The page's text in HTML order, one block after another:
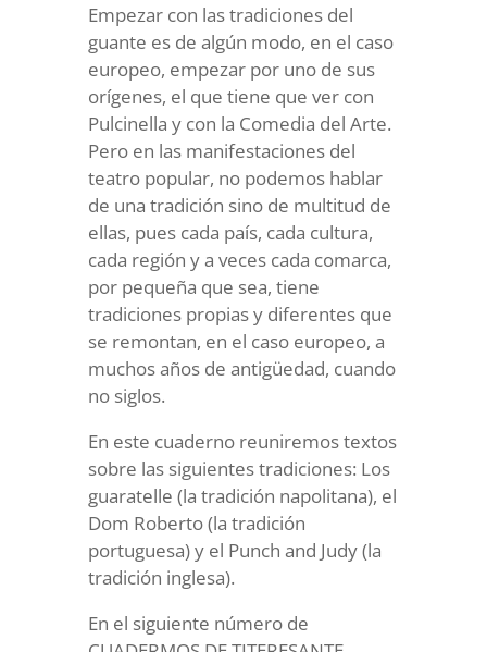
Empezar con las tradiciones del
guante es de algún modo, en el caso
europeo, empezar por uno de sus
orígenes, el que tiene que ver con
Pulcinella y con la Comedia del Arte.
Pero en las manifestaciones del
teatro popular, no podemos hablar
de una tradición sino de multitud de
ellas, pues cada país, cada cultura,
cada región y a veces cada comarca,
por pequeña que sea, tiene
tradiciones propias y diferentes que
se remontan, en el caso europeo, a
muchos años de antigüedad, cuando
no siglos.
En este cuaderno reuniremos textos
sobre las siguientes tradiciones: Los
guaratelle (la tradición napolitana), el
Dom Roberto (la tradición
portuguesa) y el Punch and Judy (la
tradición inglesa).
En el siguiente número de